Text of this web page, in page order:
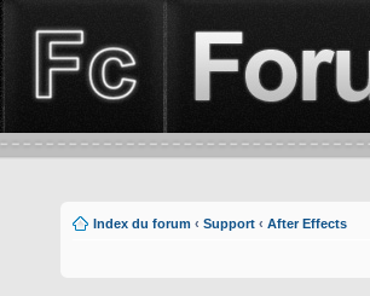
Index du forum ‹ Support ‹ After Effects